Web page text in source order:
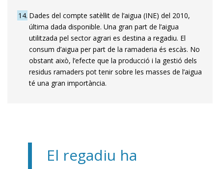
14 Dades del compte satèl·lit de l’aigua (INE) del 2010,
última dada disponible. Una gran part de l’aigua
utilitzada pel sector agrari es destina a regadiu. El
consum d’aigua per part de la ramaderia és escàs. No
obstant això, l’efecte que la producció i la gestió dels
residus ramaders pot tenir sobre les masses de l’aigua
té una gran importància.
El regadiu ha